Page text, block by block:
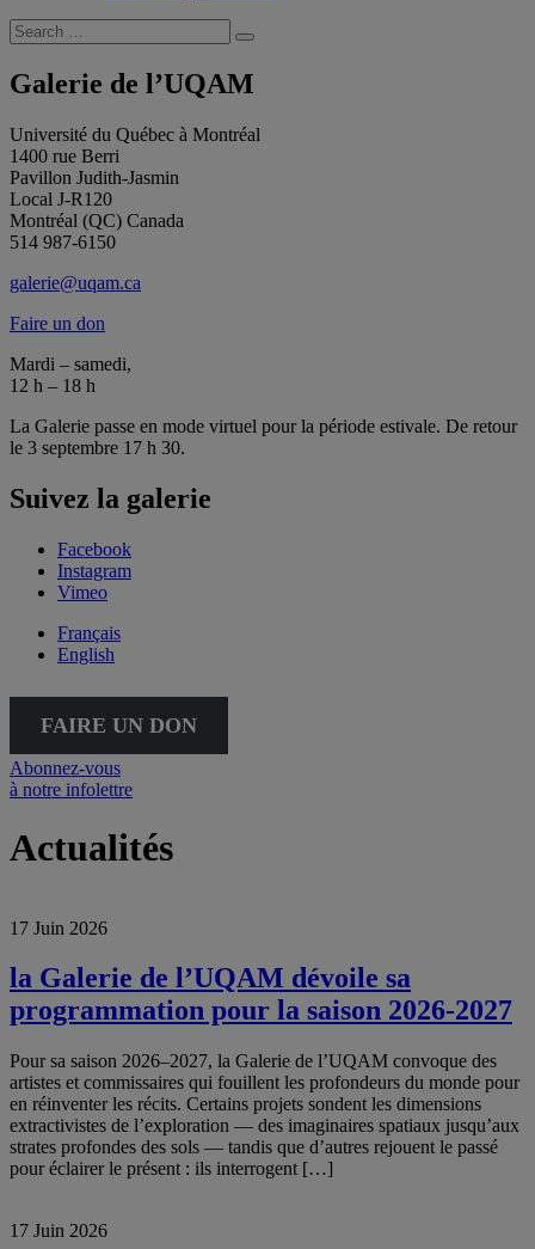
Search
for:
Search
Galerie de l’UQAM
Université du Québec à Montréal
1400 rue Berri
Pavillon Judith-Jasmin
Local J-R120
Montréal (QC) Canada
514 987-6150
galerie@uqam.ca
Faire un don
Mardi – samedi,
12 h – 18 h
La Galerie passe en mode virtuel pour la période estivale. De retour
le 3 septembre 17 h 30.
Suivez la galerie
Facebook
Instagram
Vimeo
Français
English
FAIRE UN DON
Abonnez-vous
à notre infolettre
Actualités
17 Juin 2026
la Galerie de l’UQAM dévoile sa
programmation pour la saison 2026-2027
Pour sa saison 2026–2027, la Galerie de l’UQAM convoque des
artistes et commissaires qui fouillent les profondeurs du monde pour
en réinventer les récits. Certains projets sondent les dimensions
extractivistes de l’exploration — des imaginaires spatiaux jusqu’aux
strates profondes des sols — tandis que d’autres rejouent le passé
pour éclairer le présent : ils interrogent […]
17 Juin 2026